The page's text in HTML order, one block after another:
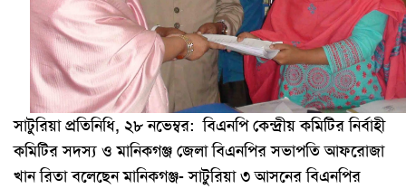
সাটুরিয়া প্রতিনিধি, ২৮ নভেম্বর: বিএনপি কেন্দ্রীয় কমিটির নির্বাহী
কমিটির সদস্য ও মানিকগঞ্জ জেলা বিএনপির সভাপতি আফরোজা
খান রিতা বলেছেন মানিকগঞ্জ- সাটুরিয়া ৩ আসনের বিএনপির